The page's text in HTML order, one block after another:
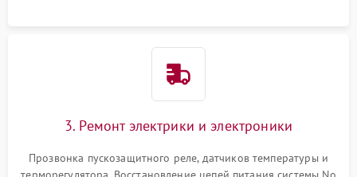
3. Ремонт электрики и электроники
Прозвонка пускозащитного реле, датчиков температуры и